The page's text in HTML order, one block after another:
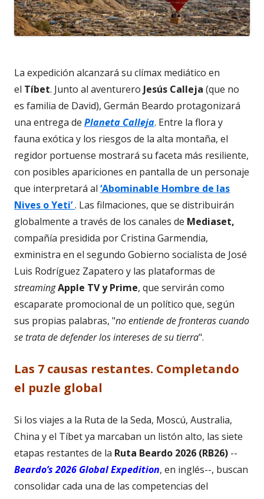
La expedición alcanzará su clímax mediático en
el Tíbet. Junto al aventurero Jesús Calleja (que no
es familia de David), Germán Beardo protagonizará
una entrega de Planeta Calleja. Entre la flora y
fauna exótica y los riesgos de la alta montaña, el
regidor portuense mostrará su faceta más resiliente,
con posibles apariciones en pantalla de un personaje
que interpretará al ‘Abominable Hombre de las
Nives o Yeti’. Las filmaciones, que se distribuirán
globalmente a través de los canales de Mediaset,
compañía presidida por Cristina Garmendia,
exministra en el segundo Gobierno socialista de José
Luis Rodríguez Zapatero y las plataformas de
streamingApple TV y Prime, que servirán como
escaparate promocional de un político que, según
sus propias palabras, "no entiende de fronteras cuando
se trata de defender los intereses de su tierra".
Las 7 causas restantes. Completando
el puzle global
Si los viajes a la Ruta de la Seda, Moscú, Australia,
China y el Tíbet ya marcaban un listón alto, las siete
etapas restantes de la Ruta Beardo 2026 (RB26) --
Beardo’s 2026 Global Expedition, en inglés--, buscan
consolidar cada una de las competencias del